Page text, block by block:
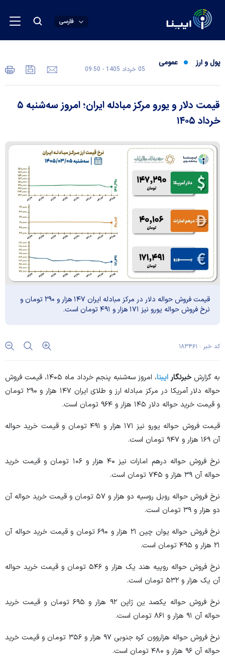
فارسی
پول و ارز عمومی
05 خرداد 1405 - 09:50
قیمت دلار و یورو مرکز مبادله ایران؛ امروز سه‌شنبه ۵
خرداد ۱۴۰۵
قیمت فروش حواله دلار در مرکز مبادله ایران ۱۴۷ هزار و ۲۹۰ تومان و
نرخ فروش حواله یورو نیز ۱۷۱ هزار و ۴۹۱ تومان است.
کد خبر : ۱۸۳۴۶۱
به گزارش خبرنگار ایبنا
، امروز سه‌شنبه پنجم خرداد ماه ۱۴۰۵، قیمت فروش
حواله دلار آمریکا در مرکز مبادله ارز و طلای ایران ۱۴۷ هزار و ۲۹۰ تومان
و قیمت خرید حواله دلار ۱۴۵ هزار و ۹۶۴ تومان است.
قیمت فروش حواله یورو نیز ۱۷۱ هزار و ۴۹۱ تومان و قیمت خرید حواله
آن ۱۶۹ هزار و ۹۴۷ تومان است.
نرخ فروش حواله درهم امارات نیز ۴۰ هزار و ۱۰۶ تومان و قیمت خرید
حواله آن ۳۹ هزار و ۷۴۵ تومان است.
نرخ فروش حواله روبل روسیه دو هزار و ۵۷ تومان و قیمت خرید حواله آن
دو هزار و ۳۹ تومان است.
نرخ فروش حواله یوان چین ۲۱ هزار و ۶۹۰ تومان و قیمت خرید حواله آن
۲۱ هزار و ۴۹۵ تومان است.
نرخ فروش حواله روپیه هند یک هزار و ۵۴۶ تومان و قیمت خرید حواله
آن یک هزار و ۵۳۲ تومان است.
نرخ فروش حواله یکصد ین ژاپن ۹۲ هزار و ۶۹۵ تومان و قیمت خرید
حواله آن ۹۱ هزار و ۸۶۱ تومان است.
نرخ فروش حواله هزاروون کره جنوبی ۹۷ هزار و ۳۵۶ تومان و قیمت خرید
حواله آن ۹۶ هزار و ۴۸۰ تومان است.